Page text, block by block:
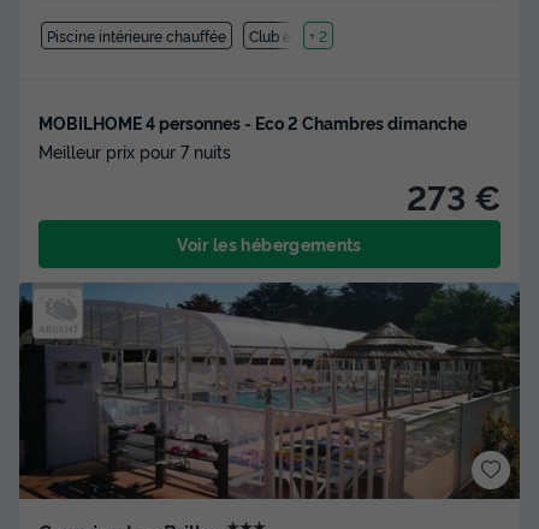
Piscine intérieure chauffée Club enfant
+ 2
MOBILHOME 4 personnes - Eco 2 Chambres dimanche
Meilleur prix pour 7 nuits
273 €
Voir les hébergements